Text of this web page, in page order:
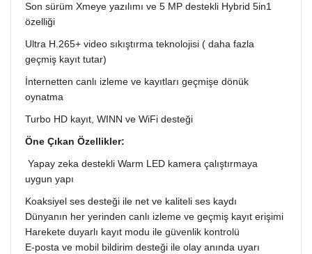
Son sürüm Xmeye yazılımı ve 5 MP destekli Hybrid 5in1
özelliği
Ultra H.265+ video sıkıştırma teknolojisi ( daha fazla
geçmiş kayıt tutar)
İnternetten canlı izleme ve kayıtları geçmişe dönük
oynatma
Turbo HD kayıt, WINN ve WiFi desteği
Öne Çıkan Özellikler:
Yapay zeka destekli Warm LED kamera çalıştırmaya
uygun yapı
Koaksiyel ses desteği ile net ve kaliteli ses kaydı
Dünyanın her yerinden canlı izleme ve geçmiş kayıt erişimi
Harekete duyarlı kayıt modu ile güvenlik kontrolü
E-posta ve mobil bildirim desteği ile olay anında uyarı